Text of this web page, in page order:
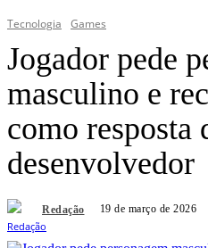
Tecnologia Games
Jogador pede
masculino e
como resposta
desenvolvedor
Redação 19 de março de 2026